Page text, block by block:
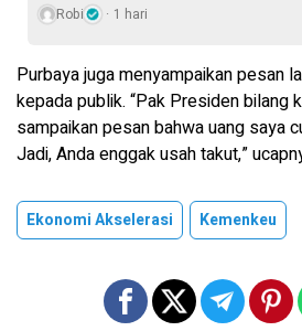
Robi 1 hari
Purbaya juga menyampaikan pesan
kepada publik. “Pak Presiden bilang
sampaikan pesan bahwa uang saya
Jadi, Anda enggak usah takut,”
Ekonomi Akselerasi Kemenkeu